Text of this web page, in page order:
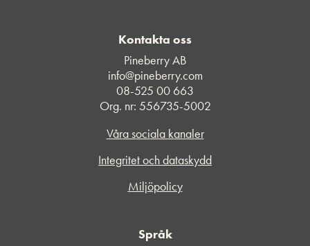
Kontakta oss
Pineberry AB
info@pineberry.com
08-525 00 663
Org. nr: 556735-5002
Våra sociala kanaler
Integritet och dataskydd
Miljöpolicy
Språk